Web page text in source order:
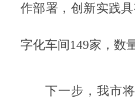
作部署，创新实践
字化车间149家，数
下一步，我市